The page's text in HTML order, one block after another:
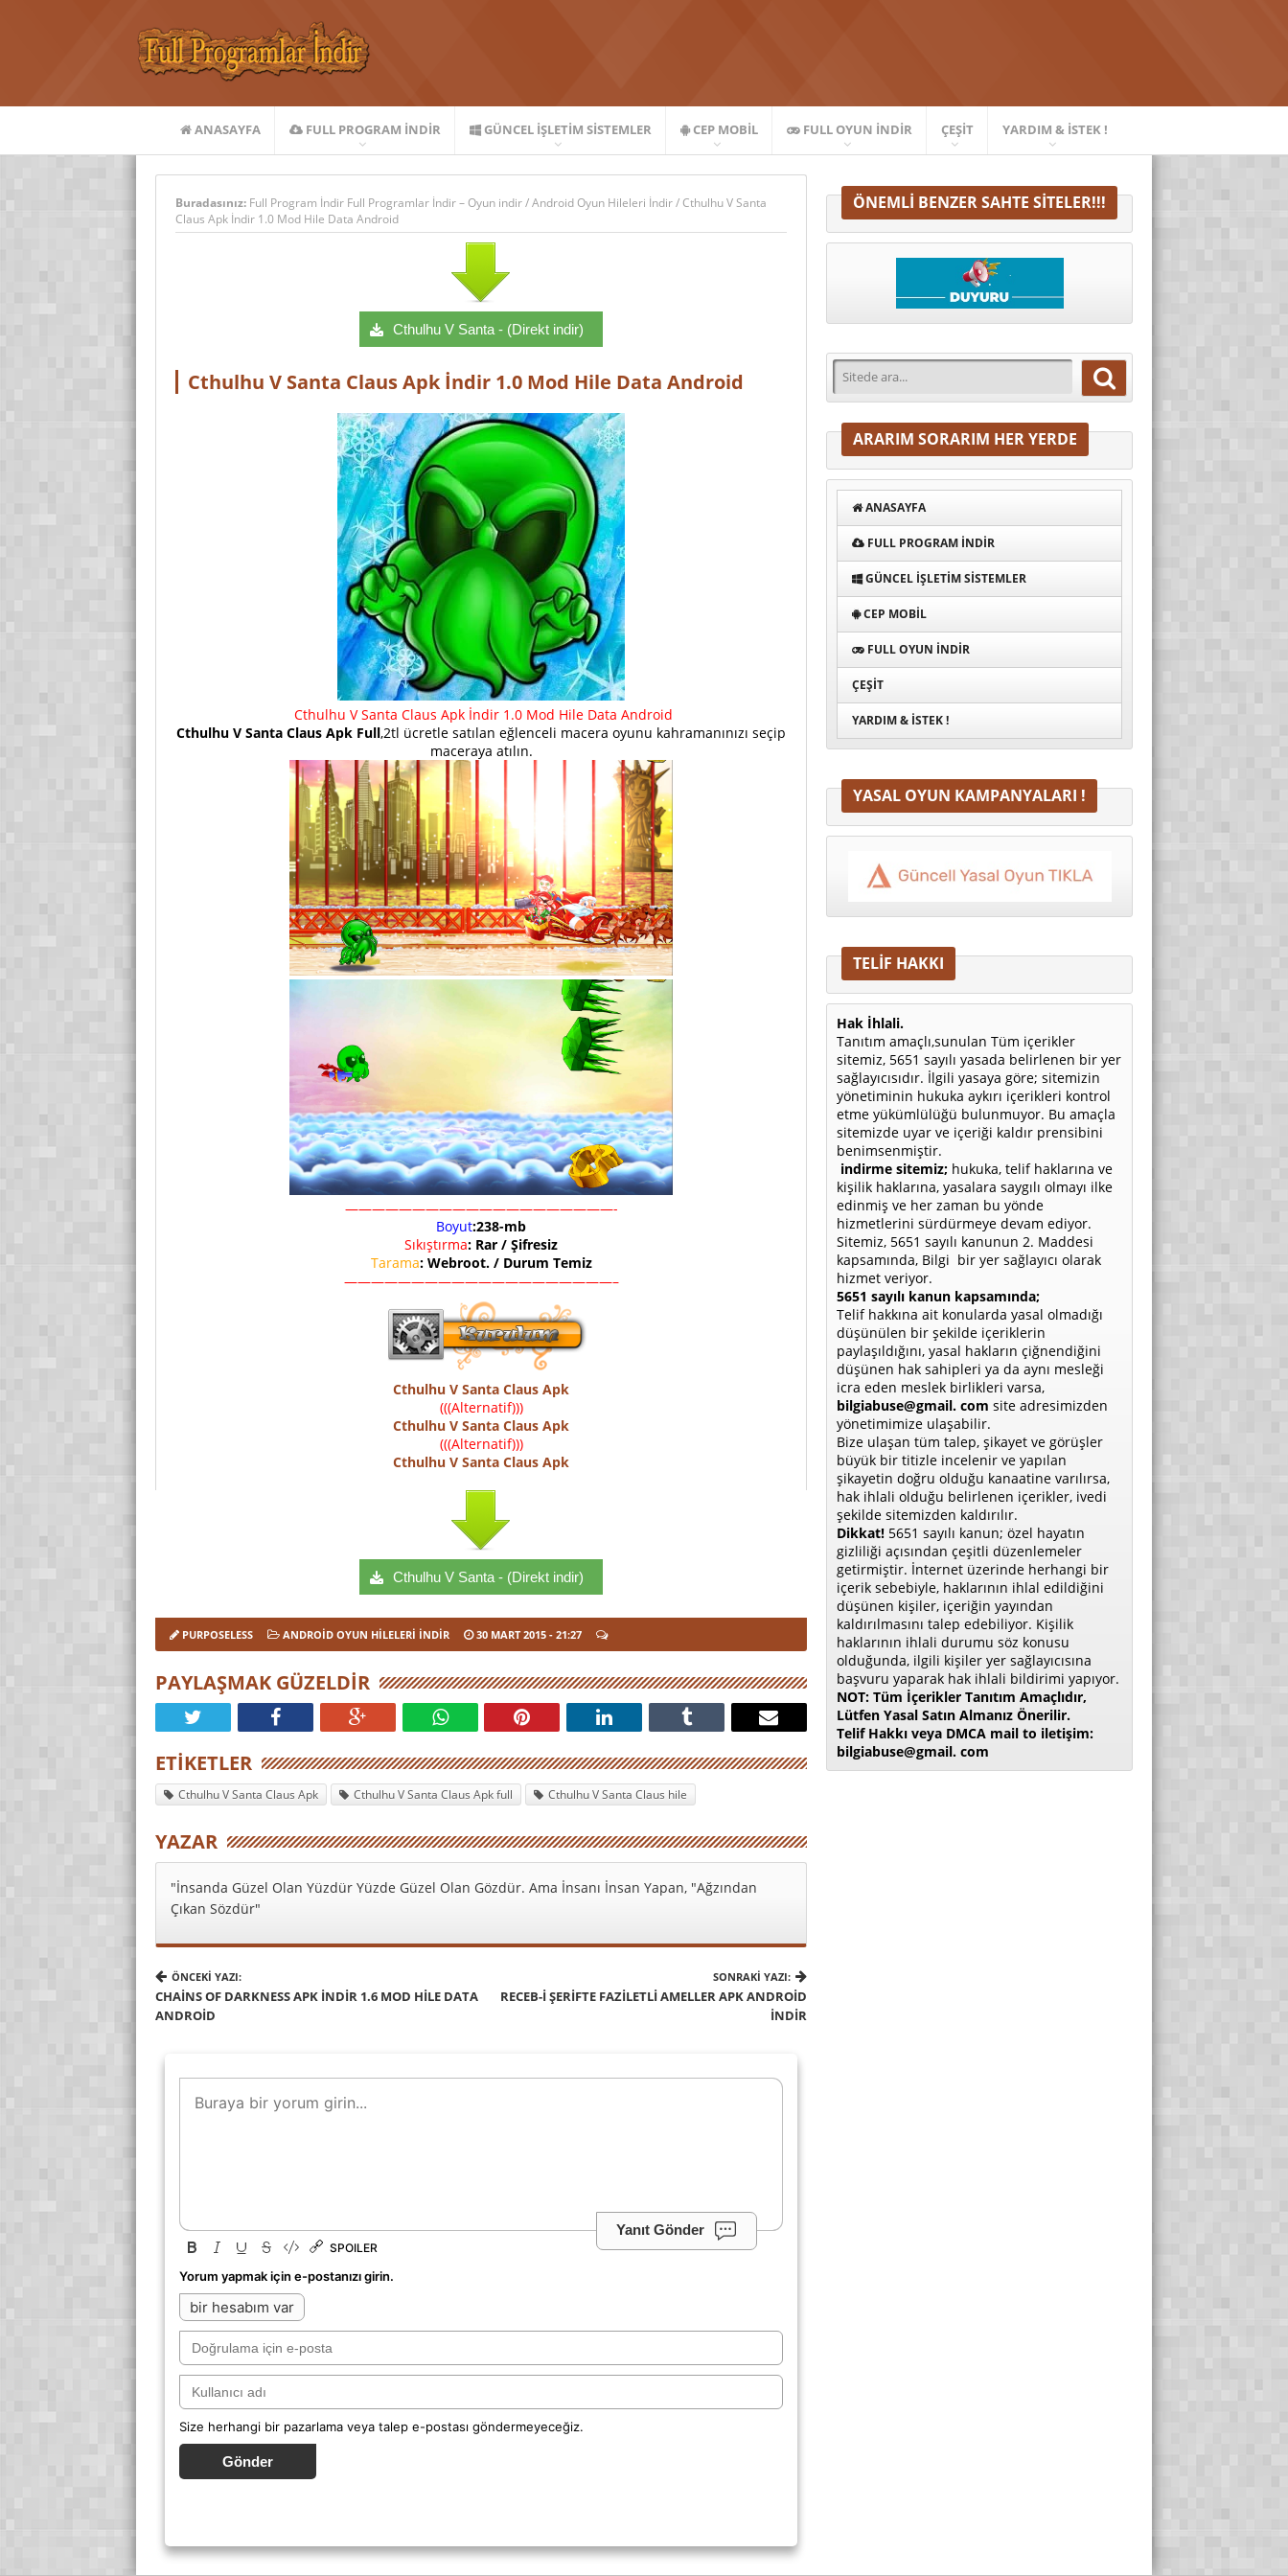
ANASAYFA FULL PROGRAM INDIR GÜNCEL İŞLETIM SISTEMLER CEP MOBIL FULL OYUN İNDIR ÇEŞIT YARDIM & İSTEK !
Buradasınız: Full Program İndir Full Programlar İndir – Oyun indir/Android Oyun Hileleri İndir/Cthulhu V Santa
Claus Apk İndir 1.0 Mod Hile Data Android
Cthulhu V Santa - (Direkt indir)
Cthulhu V Santa Claus Apk İndir 1.0 Mod Hile Data Android
Cthulhu V Santa Claus Apk İndir 1.0 Mod Hile Data Android
Cthulhu V Santa Claus Apk Full,2tl ücretle satılan eğlenceli macera oyunu kahramanınızı seçip
maceraya atılın.
————————————————————-
Boyut:238-mb
Sıkıştırma: Rar / Şifresiz
Tarama: Webroot. / Durum Temiz
————————————————————–
Cthulhu V Santa Claus Apk
(((Alternatif)))
Cthulhu V Santa Claus Apk
(((Alternatif)))
Cthulhu V Santa Claus Apk
Cthulhu V Santa - (Direkt indir)
PURPOSELESS ANDROID OYUN HILELERI İNDIR 30 MART 2015 - 21:27
PAYLAŞMAK GÜZELDIR
ETIKETLER
Cthulhu V Santa Claus Apk Cthulhu V Santa Claus Apk full Cthulhu V Santa Claus hile
YAZAR
"İnsanda Güzel Olan Yüzdür Yüzde Güzel Olan Gözdür. Ama İnsanı İnsan Yapan, "Ağzından
Çıkan Sözdür"
ÖNCEKI YAZI:
CHAINS OF DARKNESS APK İNDIR 1.6 MOD HILE DATA
ANDROID
SONRAKI YAZI:
RECEB-İ ŞERIFTE FAZILETLI AMELLER APK ANDROID
İNDIR
Yanıt Gönder
SPOILER
Yorum yapmak için e-postanızı girin.
bir hesabım var
Size herhangi bir pazarlama veya talep e-postası göndermeyeceğiz.
Gönder
ÖNEMLI BENZER SAHTE SITELER!!!
ARARIM SORARIM HER YERDE
ANASAYFA
FULL PROGRAM INDIR
GÜNCEL İŞLETIM SISTEMLER
CEP MOBIL
FULL OYUN İNDIR
ÇEŞIT
YARDIM & İSTEK !
YASAL OYUN KAMPANYALARI !
TELİF HAKKI
Hak İhlali.
Tanıtım amaçlı,sunulan Tüm içerikler
sitemiz, 5651 sayılı yasada belirlenen bir yer
sağlayıcısıdır. İlgili yasaya göre; sitemizin
yönetiminin hukuka aykırı içerikleri kontrol
etme yükümlülüğü bulunmuyor. Bu amaçla
sitemizde uyar ve içeriği kaldır prensibini
benimsenmiştir.
indirme sitemiz; hukuka, telif haklarına ve
kişilik haklarına, yasalara saygılı olmayı ilke
edinmiş ve her zaman bu yönde
hizmetlerini sürdürmeye devam ediyor.
Sitemiz, 5651 sayılı kanunun 2. Maddesi
kapsamında, Bilgi bir yer sağlayıcı olarak
hizmet veriyor.
5651 sayılı kanun kapsamında;
Telif hakkına ait konularda yasal olmadığı
düşünülen bir şekilde içeriklerin
paylaşıldığını, yasal hakların çiğnendiğini
düşünen hak sahipleri ya da aynı mesleği
icra eden meslek birlikleri varsa,
bilgiabuse@gmail. com site adresimizden
yönetimimize ulaşabilir.
Bize ulaşan tüm talep, şikayet ve görüşler
büyük bir titizle incelenir ve yapılan
şikayetin doğru olduğu kanaatine varılırsa,
hak ihlali olduğu belirlenen içerikler, ivedi
şekilde sitemizden kaldırılır.
Dikkat! 5651 sayılı kanun; özel hayatın
gizliliği açısından çeşitli düzenlemeler
getirmiştir. İnternet üzerinde herhangi bir
içerik sebebiyle, haklarının ihlal edildiğini
düşünen kişiler, içeriğin yayından
kaldırılmasını talep edebiliyor. Kişilik
haklarının ihlali durumu söz konusu
olduğunda, ilgili kişiler yer sağlayıcısına
başvuru yaparak hak ihlali bildirimi yapıyor.
NOT: Tüm İçerikler Tanıtım Amaçlıdır,
Lütfen Yasal Satın Almanız Önerilir.
Telif Hakkı veya DMCA mail to iletişim:
bilgiabuse@gmail. com